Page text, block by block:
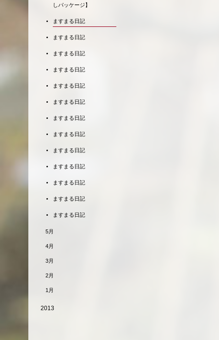
しパッケージ】
ますまる日記
ますまる日記
ますまる日記
ますまる日記
ますまる日記
ますまる日記
ますまる日記
ますまる日記
ますまる日記
ますまる日記
ますまる日記
ますまる日記
ますまる日記
5月
4月
3月
2月
1月
2013